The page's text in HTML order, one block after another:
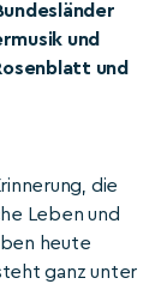
und
und
die
Leben und
heute
ganz unter